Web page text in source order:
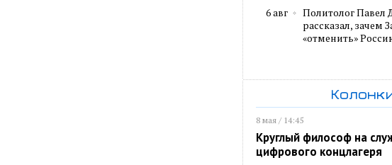
6 авг
Политолог Павел
рассказал, зачем
«отменить»
8 мая / 14:45
Круглый философ на
цифрового концлагеря